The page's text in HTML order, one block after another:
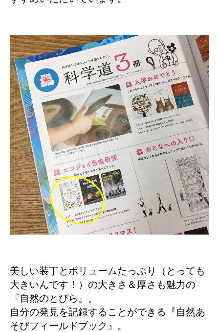
美しい装丁とボリュームたっぷり（とっても
大きいんです！）の大きさ＆厚さも魅力の
『自然のとびら』。
自分の発見を記録することができる『自然あ
そびフィールドブック』。